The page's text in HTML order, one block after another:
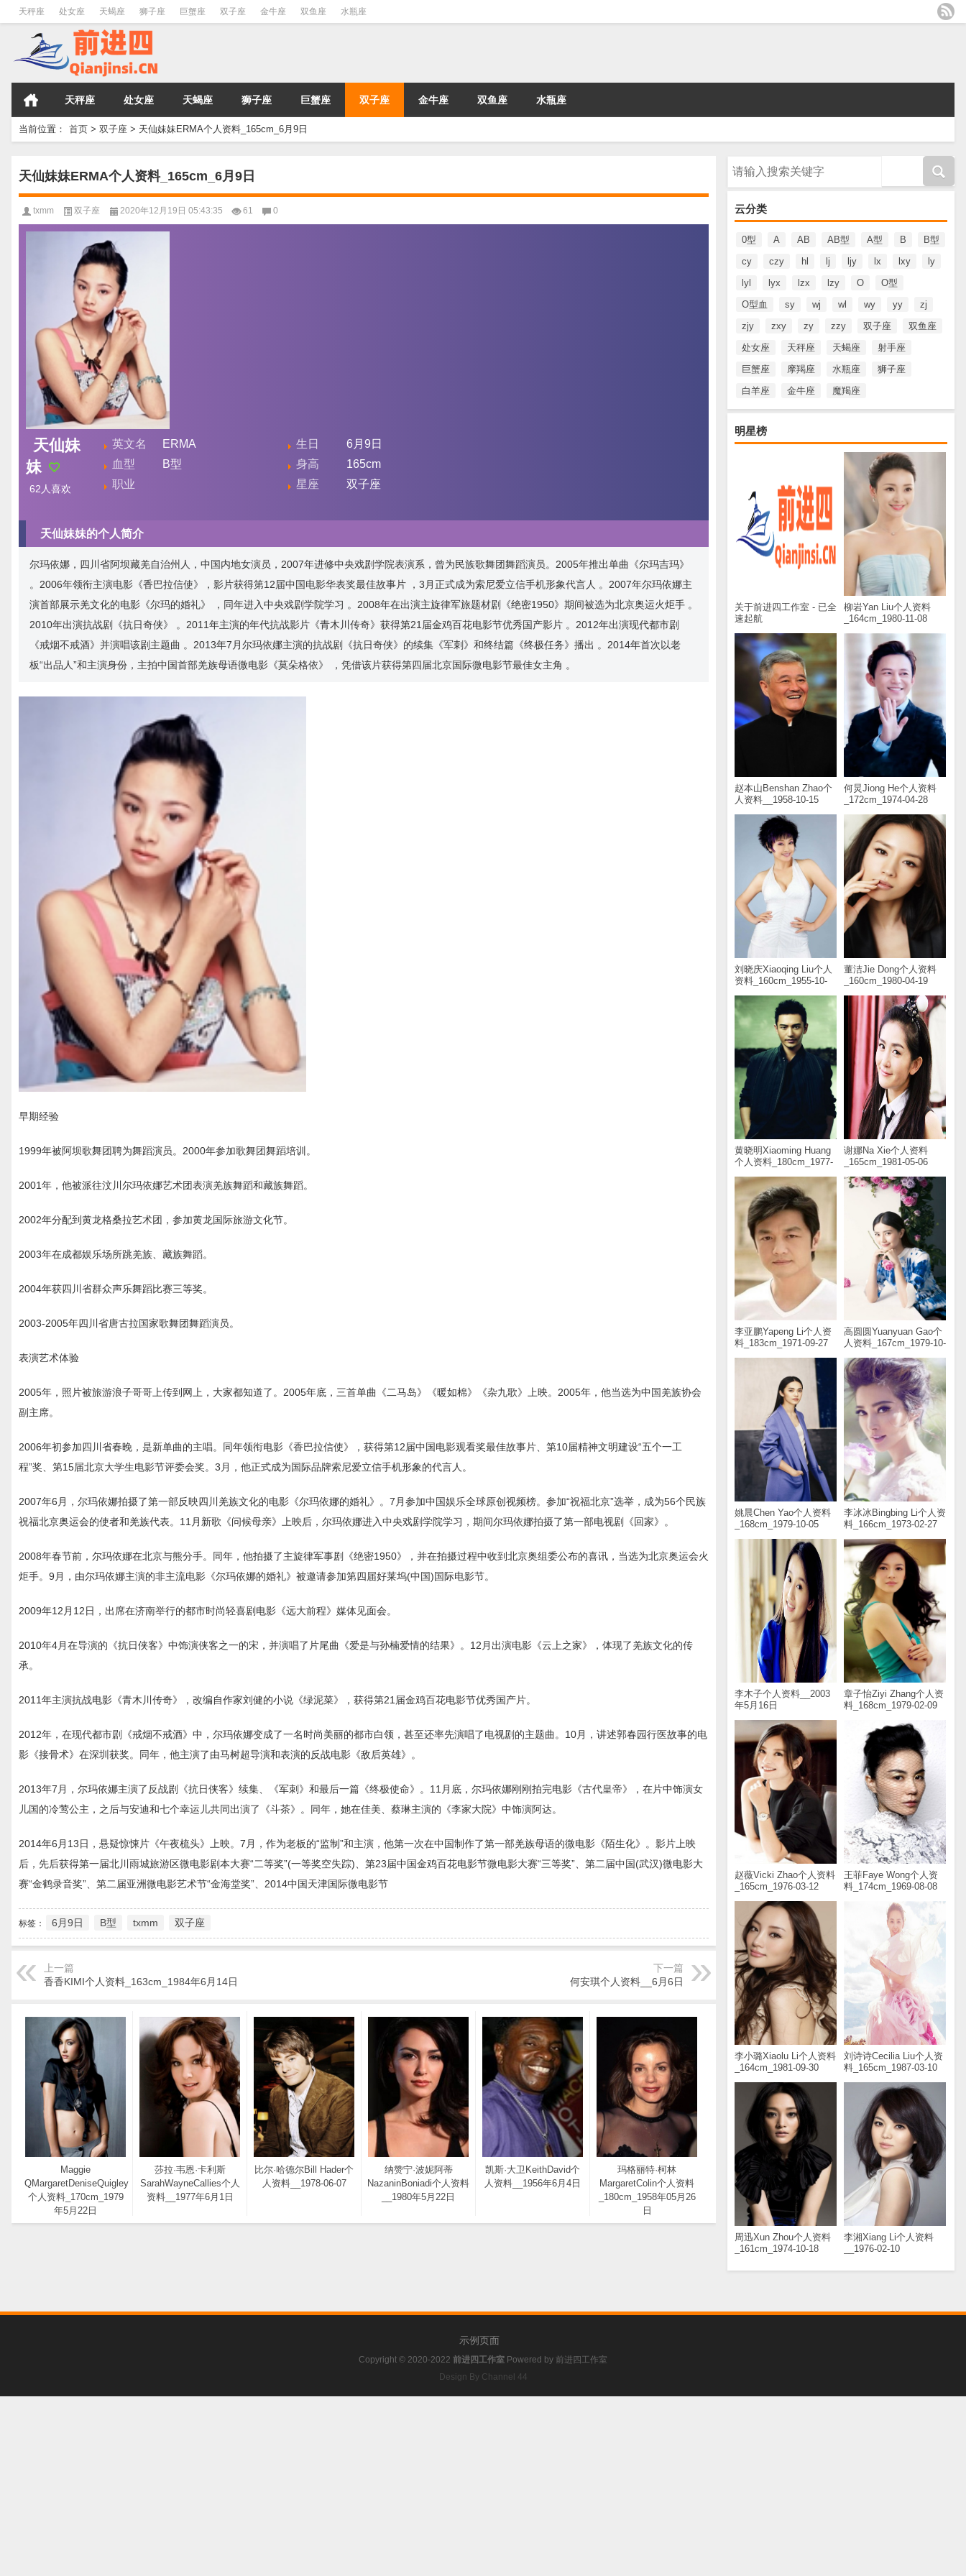
天秤座 处女座 天蝎座 狮子座 巨蟹座 双子座 金牛座 双鱼座 水瓶座
天秤座 处女座 天蝎座 狮子座 巨蟹座 双子座 金牛座 双鱼座 水瓶座
当前位置： 首页 > 双子座 > 天仙妹妹ERMA个人资料_165cm_6月9日
云分类
0型 A AB AB型 A型 B
B型
cy
czy hl lj ljy lx lxy
ly
lyl
lyx lzx lzy O
O型
O型血
sy wj wl wy yy
zj
zjy
zxy zy zzy 双子座
双鱼座
处女座
天秤座 天蝎座
射手座
巨蟹座
摩羯座 水瓶座
狮子座
白羊座
金牛座 魔羯座
明星榜
关于前进四工作室 - 已全
速起航
柳岩Yan Liu个人资料
_164cm_1980-11-08
赵本山Benshan Zhao个
人资料__1958-10-15
何炅Jiong He个人资料
_172cm_1974-04-28
刘晓庆Xiaoqing Liu个人
资料_160cm_1955-10-
董洁Jie Dong个人资料
_160cm_1980-04-19
黄晓明Xiaoming Huang
个人资料_180cm_1977-
谢娜Na Xie个人资料
_165cm_1981-05-06
李亚鹏Yapeng Li个人资
料_183cm_1971-09-27
高圆圆Yuanyuan Gao个
人资料_167cm_1979-10-
姚晨Chen Yao个人资料
_168cm_1979-10-05
李冰冰Bingbing Li个人资
料_166cm_1973-02-27
李木子个人资料__2003
年5月16日
章子怡Ziyi Zhang个人资
料_168cm_1979-02-09
赵薇Vicki Zhao个人资料
_165cm_1976-03-12
王菲Faye Wong个人资
料_174cm_1969-08-08
李小璐Xiaolu Li个人资料
_164cm_1981-09-30
刘诗诗Cecilia Liu个人资
料_165cm_1987-03-10
周迅Xun Zhou个人资料
_161cm_1974-10-18
李湘Xiang Li个人资料
__1976-02-10
天仙妹妹ERMA个人资料_165cm_6月9日
txmm 双子座 2020年12月19日 05:43:35 61 0
天仙妹
妹
62 人喜欢
英文名 ERMA 生日
6月9日
血型
B型 身高
165cm
职业
星座 双子座
天仙妹妹的个人简介
尔玛依娜，四川省阿坝藏羌自治州人，中国内地女演员，2007年进修中央戏剧学院表演系，曾为民族歌舞团舞蹈演员。2005年推出单曲《尔玛吉玛》
。2006年领衔主演电影《香巴拉信使》，影片获得第12届中国电影华表奖最佳故事片 ，3月正式成为索尼爱立信手机形象代言人 。2007年尔玛依娜主
演首部展示羌文化的电影《尔玛的婚礼》 ，同年进入中央戏剧学院学习 。2008年在出演主旋律军旅题材剧《绝密1950》期间被选为北京奥运火炬手 。
2010年出演抗战剧《抗日奇侠》 。2011年主演的年代抗战影片《青木川传奇》获得第21届金鸡百花电影节优秀国产影片 。2012年出演现代都市剧
《戒烟不戒酒》并演唱该剧主题曲 。2013年7月尔玛依娜主演的抗战剧《抗日奇侠》的续集《军刺》和终结篇《终极任务》播出 。2014年首次以老
板“出品人”和主演身份，主拍中国首部羌族母语微电影《莫朵格依》 ，凭借该片获得第四届北京国际微电影节最佳女主角 。
早期经验
1999年被阿坝歌舞团聘为舞蹈演员。2000年参加歌舞团舞蹈培训。
2001年，他被派往汶川尔玛依娜艺术团表演羌族舞蹈和藏族舞蹈。
2002年分配到黄龙格桑拉艺术团，参加黄龙国际旅游文化节。
2003年在成都娱乐场所跳羌族、藏族舞蹈。
2004年获四川省群众声乐舞蹈比赛三等奖。
2003-2005年四川省唐古拉国家歌舞团舞蹈演员。
表演艺术体验
2005年，照片被旅游浪子哥哥上传到网上，大家都知道了。2005年底，三首单曲《二马岛》《暖如棉》《杂九歌》上映。2005年，他当选为中国羌族协会
副主席。
2006年初参加四川省春晚，是新单曲的主唱。同年领衔电影《香巴拉信使》，获得第12届中国电影观看奖最佳故事片、第10届精神文明建设“五个一工
程”奖、第15届北京大学生电影节评委会奖。3月，他正式成为国际品牌索尼爱立信手机形象的代言人。
2007年6月，尔玛依娜拍摄了第一部反映四川羌族文化的电影《尔玛依娜的婚礼》。7月参加中国娱乐全球原创视频榜。参加“祝福北京”选举，成为56个民族
祝福北京奥运会的使者和羌族代表。11月新歌《问候母亲》上映后，尔玛依娜进入中央戏剧学院学习，期间尔玛依娜拍摄了第一部电视剧《回家》。
2008年春节前，尔玛依娜在北京与熊分手。同年，他拍摄了主旋律军事剧《绝密1950》，并在拍摄过程中收到北京奥组委公布的喜讯，当选为北京奥运会火
炬手。9月，由尔玛依娜主演的非主流电影《尔玛依娜的婚礼》被邀请参加第四届好莱坞(中国)国际电影节。
2009年12月12日，出席在济南举行的都市时尚轻喜剧电影《远大前程》媒体见面会。
2010年4月在导演的《抗日侠客》中饰演侠客之一的宋，并演唱了片尾曲《爱是与孙楠爱情的结果》。12月出演电影《云上之家》，体现了羌族文化的传
承。
2011年主演抗战电影《青木川传奇》，改编自作家刘健的小说《绿泥菜》，获得第21届金鸡百花电影节优秀国产片。
2012年，在现代都市剧《戒烟不戒酒》中，尔玛依娜变成了一名时尚美丽的都市白领，甚至还率先演唱了电视剧的主题曲。10月，讲述郭春园行医故事的电
影《接骨术》在深圳获奖。同年，他主演了由马树超导演和表演的反战电影《敌后英雄》。
2013年7月，尔玛依娜主演了反战剧《抗日侠客》续集、《军刺》和最后一篇《终极使命》。11月底，尔玛依娜刚刚拍完电影《古代皇帝》，在片中饰演女
儿国的冷莺公主，之后与安迪和七个幸运儿共同出演了《斗茶》。同年，她在佳美、蔡琳主演的《李家大院》中饰演阿达。
2014年6月13日，悬疑惊悚片《午夜梳头》上映。7月，作为老板的“监制”和主演，他第一次在中国制作了第一部羌族母语的微电影《陌生化》。影片上映
后，先后获得第一届北川雨城旅游区微电影剧本大赛“二等奖”(一等奖空失踪)、第23届中国金鸡百花电影节微电影大赛“三等奖”、第二届中国(武汉)微电影大
赛“金鹤录音奖”、第二届亚洲微电影艺术节“金海堂奖”、2014中国天津国际微电影节
标签： 6月9日 B型 txmm 双子座
上一篇
香香KIMI个人资料_163cm_1984年6月14日
下一篇
何安琪个人资料__6月6日
Maggie
QMargaretDeniseQuigley
个人资料_170cm_1979
年5月22日
莎拉·韦恩·卡利斯
SarahWayneCallies个人
资料__1977年6月1日
比尔·哈德尔Bill Hader个
人资料__1978-06-07
纳赞宁·波妮阿蒂
NazaninBoniadi个人资料
__1980年5月22日
凯斯·大卫KeithDavid个
人资料__1956年6月4日
玛格丽特·柯林
MargaretColin个人资料
_180cm_1958年05月26
日
示例页面
Copyright © 2020-2022 前进四工作室 Powered by 前进四工作室
Design By Channel 44